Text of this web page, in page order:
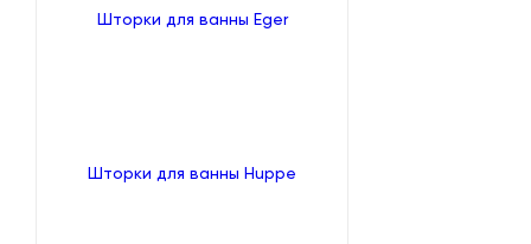
Шторки для ванны Eger
Шторки для ванны Huppe